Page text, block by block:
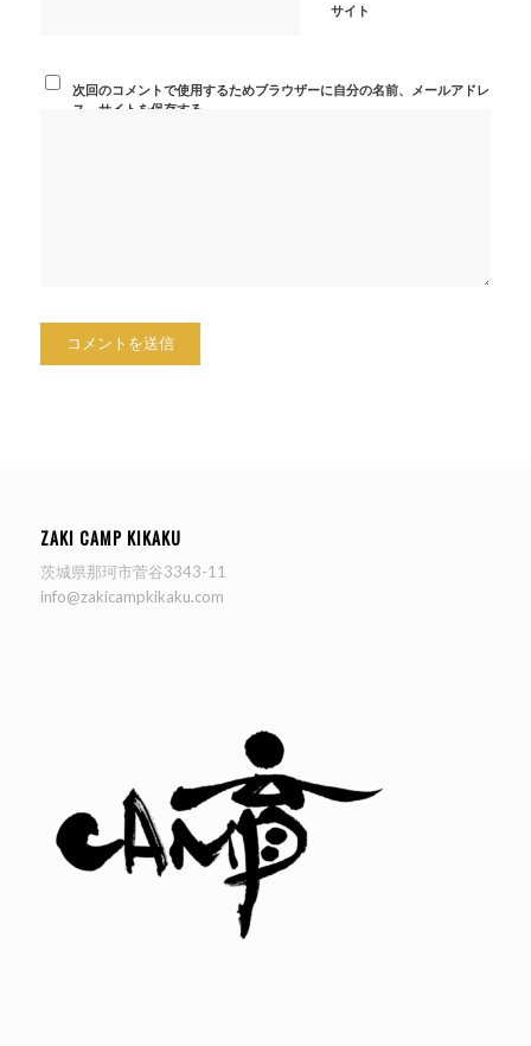
サイト
次回のコメントで使用するためブラウザーに自分の名前、メールアドレ
ス、サイトを保存する。
ZAKI CAMP KIKAKU
茨城県那珂市菅谷3343-11
info@zakicampkikaku.com